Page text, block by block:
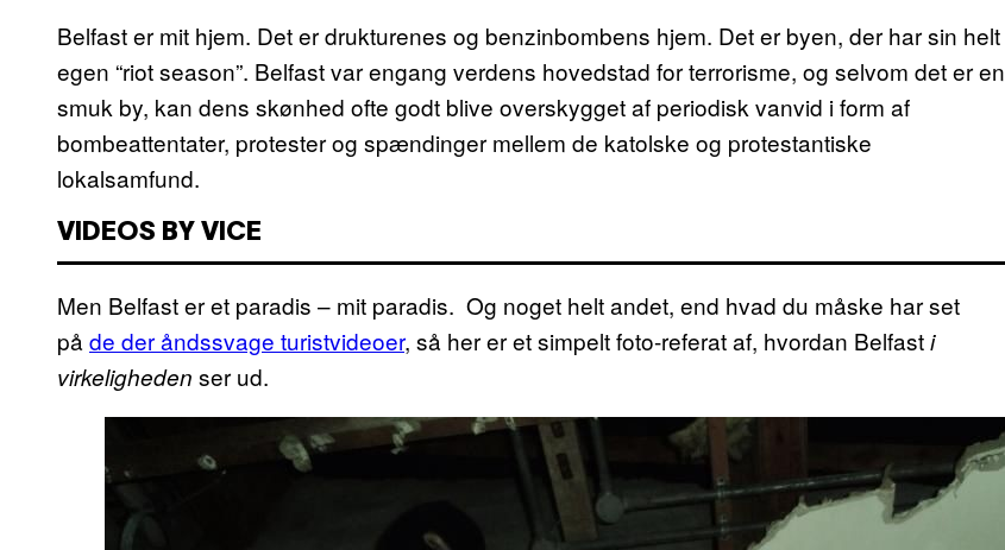
Belfast er mit hjem. Det er drukturenes og benzinbombens hjem. Det er byen, der har sin helt
egen “riot season”. Belfast var engang verdens hovedstad for terrorisme, og selvom det er en
smuk by, kan dens skønhed ofte godt blive overskygget af periodisk vanvid i form af
bombeattentater, protester og spændinger mellem de katolske og protestantiske
lokalsamfund.
VIDEOS BY VICE
Men Belfast er et paradis – mit paradis. Og noget helt andet, end hvad du måske har set
på de der åndssvage turistvideoer, så her er et simpelt foto-referat af, hvordan Belfasti
virkeligheden ser ud.